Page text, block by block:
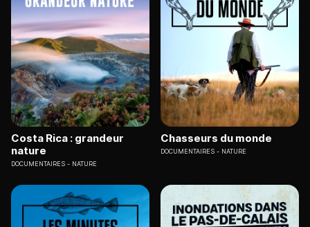
Costa Rica : grandeur
nature
DOCUMENTAIRES NATURE
Chasseurs du monde
DOCUMENTAIRES NATURE